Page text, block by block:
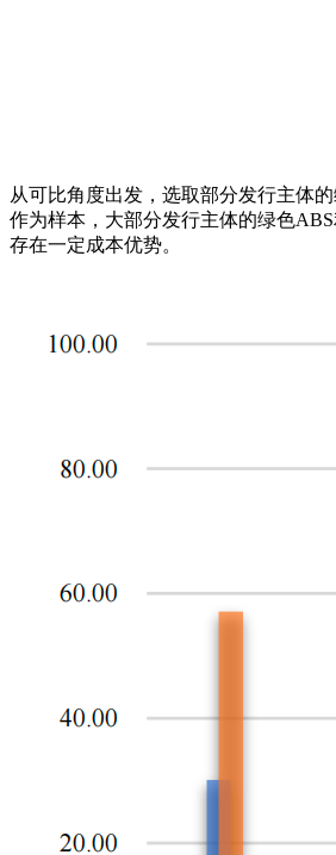
从可比角度出发，选取部分发行主体
作为样本，大部分发行主体的绿色ABS
存在一定成本优势。